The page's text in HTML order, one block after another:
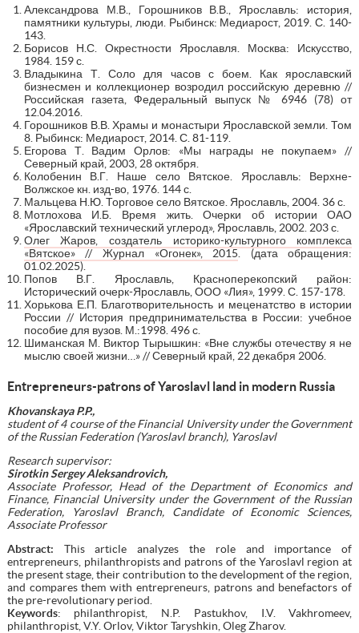
Александрова М.В., Горошников В.В., Ярославль: история,
памятники культуры, люди. Рыбинск: Медиарост, 2019. С. 140-
143.
Борисов Н.С. Окрестности Ярославля. Москва: Искусство,
1984. 159 с.
Владыкина Т. Соло для часов с боем. Как ярославский
бизнесмен и коллекционер возродил российскую деревню //
Российская газета, Федеральный выпуск № 6946 (78) от
12.04.2016.
Горошников В.В. Храмы и монастыри Ярославской земли. Том
8. Рыбинск: Медиарост, 2014. С. 81-119.
Егорова Т. Вадим Орлов: «Мы награды не покупаем» //
Северный край, 2003, 28 октября.
Колобенин В.Г. Наше село Вятское. Ярославль: Верхне-
Волжское кн. изд-во, 1976. 144 с.
Мальцева Н.Ю. Торговое село Вятское. Ярославль, 2004. 36 с.
Мотлохова И.Б. Время жить. Очерки об истории ОАО
«Ярославский технический углерод», Ярославль, 2002. 203 с.
Олег Жаров, создатель историко-культурного комплекса
«Вятское» // Журнал «Огонек», 2015 . (дата обращения:
01.02.2025).
Попов В.Г. Ярославль, Красноперекопский район:
Исторический очерк-Ярославль, ООО «Лия», 1999. С. 157-178.
Хорькова Е.П. Благотворительность и меценатство в истории
России // История предпринимательства в России: учебное
пособие для вузов. М.:1998. 496 с.
Шиманская М. Виктор Тырышкин: «Вне службы отечеству я не
мыслю своей жизни…» // Северный край, 22 декабря 2006.
Entrepreneurs-patrons of Yaroslavl land in modern Russia
Khovanskaya P.P.,
student of 4 course of the Financial University under the Government
of the Russian Federation (Yaroslavl branch), Yaroslavl
Research supervisor:
Sirotkin Sergey Aleksandrovich,
Associate Professor, Head of the Department of Economics and
Finance, Financial University under the Government of the Russian
Federation, Yaroslavl Branch, Candidate of Economic Sciences,
Associate Professor
Abstract: This article analyzes the role and importance of
entrepreneurs, philanthropists and patrons of the Yaroslavl region at
the present stage, their contribution to the development of the region,
and compares them with entrepreneurs, patrons and benefactors of
the pre-revolutionary period.
Keywords: рhilanthropist, N.P. Pastukhov, I.V. Vakhromeev,
philanthropist, V.Y. Orlov, Viktor Taryshkin, Oleg Zharov.